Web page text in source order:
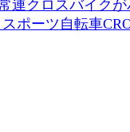
連クロスバイク
ポーツ自転車